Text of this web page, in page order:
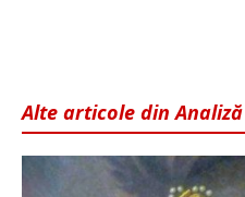
Alte articole din Analiză